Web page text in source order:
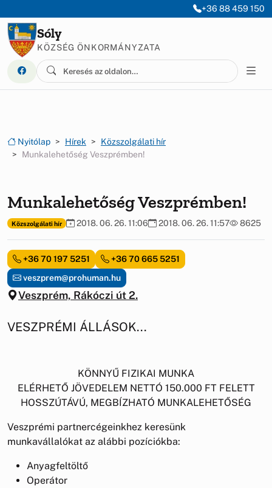
+36 88 459 150
Sóly
KÖZSÉG ÖNKORMÁNYZATA
Nyitólap Hírek
Közszolgálati hír
Munkalehetőség Veszprémben!
Munkalehetőség Veszprémben!
Közszolgálati hír 2018. 06. 26. 11:06 2018. 06. 26. 11:57 8625
Veszprém, Rákóczi út 2.
+36 70 197 5251
+36 70 665 5251
veszprem@prohuman.hu
VESZPRÉMI ÁLLÁSOK...
KÖNNYŰ FIZIKAI MUNKA
ELÉRHETŐ JÖVEDELEM NETTÓ 150.000 FT FELETT
HOSSZÚTÁVÚ, MEGBÍZHATÓ MUNKALEHETŐSÉG
Veszprémi partnercégeinkhez keresünk
munkavállalókat az alábbi pozíciókba:
Anyagfeltöltő
Operátor